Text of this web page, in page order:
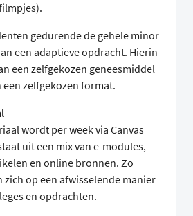
gedurende de gehele minor
een adaptieve opdracht. Hierin
een zelfgekozen geneesmiddel
zelfgekozen format.
wordt per week via Canvas
uit een mix van e-modules,
en online bronnen. Zo
op een afwisselende manier
en opdrachten.